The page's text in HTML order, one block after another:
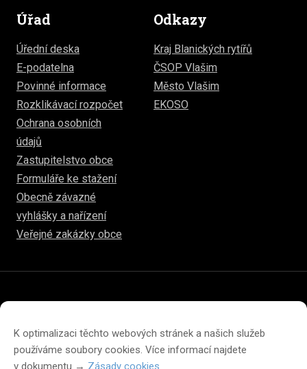
K optimalizaci těchto webových stránek a našich služeb
používáme soubory cookies. Více informací najdete
v dokumentu → Zásady cookies
Úřad
Úřední deska
E-podatelna
Povinné informace
Rozklikávací rozpočet
Ochrana osobních
údajů
Zastupitelstvo obce
Formuláře ke stažení
Obecně závazné
vyhlášky a nařízení
Veřejné zakázky obce
Odkazy
Kraj Blanických rytířů
ČSOP Vlašim
Město Vlašim
EKOSO
Prohlášení o přístupnosti
Prohlášení o ochraně soukromí
Zásady cookies (EU)